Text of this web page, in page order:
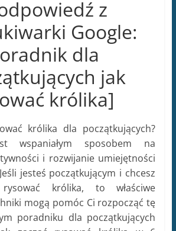
i rozwijanie umiejętności
jesteś początkującym i chcesz
królika, to właściwe
mogą pomóc Ci rozpocząć tę
poradniku dla początkujących
zacząć rysować królika w 6
i otrzymasz przydatne
ułatwią Ci proces.
materiałów
rysowania królika dla
musisz mieć odpowiednie
Przygotuj kartkę papieru o
gumkę do mazania oraz
kredek lub ołówków. Możesz
zdjęcia królików jako punkt